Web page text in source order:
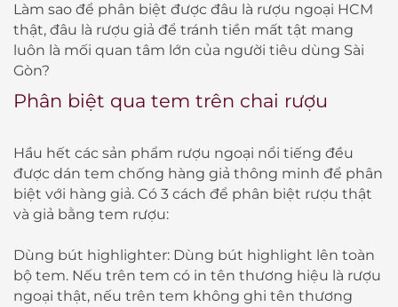
Làm sao để phân biệt được đâu là rượu ngoại HCM
thật, đâu là rượu giả để tránh tiền mất tật mang
luôn là mối quan tâm lớn của người tiêu dùng Sài
Gòn?
Phân biệt qua tem trên chai rượu
Hầu hết các sản phẩm rượu ngoại nổi tiếng đều
được dán tem chống hàng giả thông minh để phân
biệt với hàng giả. Có 3 cách để phân biệt rượu thật
và giả bằng tem rượu:
Dùng bút highlighter: Dùng bút highlight lên toàn
bộ tem. Nếu trên tem có in tên thương hiệu là rượu
ngoại thật, nếu trên tem không ghi tên thương